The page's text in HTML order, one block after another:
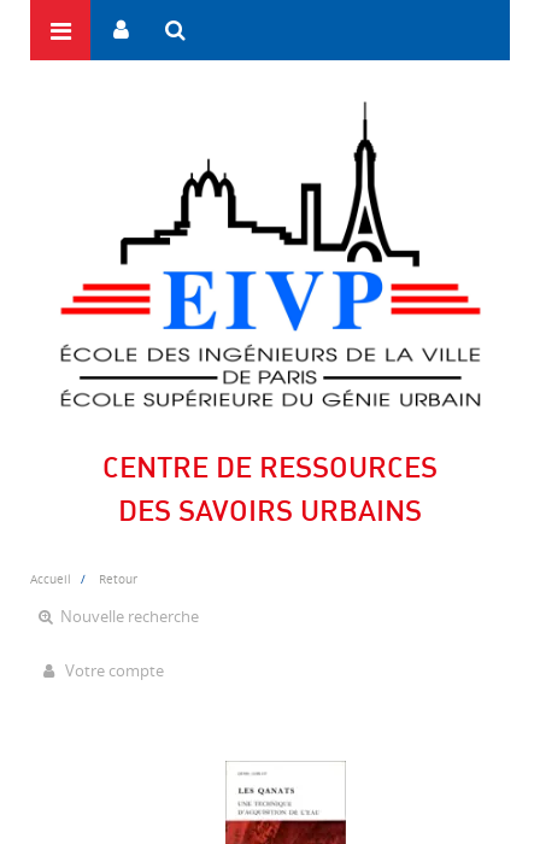
CENTRE DE RESSOURCES
DES SAVOIRS URBAINS
Accueil Retour
Nouvelle recherche
Votre compte